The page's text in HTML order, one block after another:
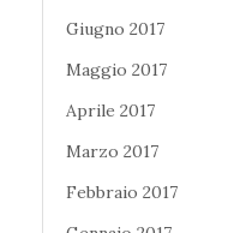
Giugno 2017
Maggio 2017
Aprile 2017
Marzo 2017
Febbraio 2017